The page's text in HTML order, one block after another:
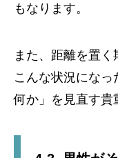
もなります。
また、距離を置
こんな状況にな
何か」を見直す貴